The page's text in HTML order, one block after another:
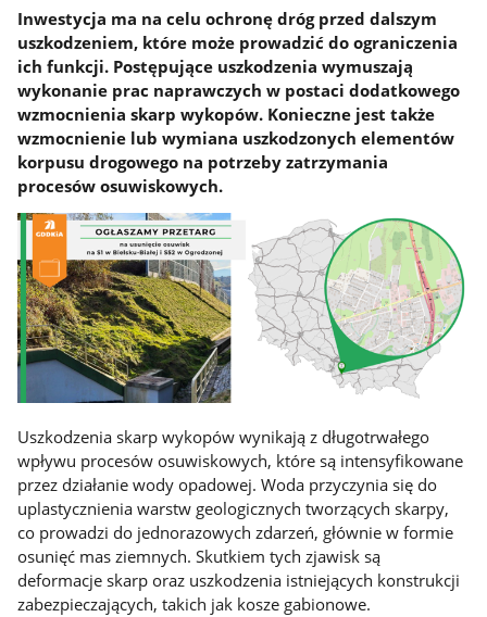
Inwestycja ma na celu ochronę dróg przed dalszym
uszkodzeniem, które może prowadzić do ograniczenia
ich funkcji. Postępujące uszkodzenia wymuszają
wykonanie prac naprawczych w postaci dodatkowego
wzmocnienia skarp wykopów. Konieczne jest także
wzmocnienie lub wymiana uszkodzonych elementów
korpusu drogowego na potrzeby zatrzymania
procesów osuwiskowych.
Uszkodzenia skarp wykopów wynikają z długotrwałego
wpływu procesów osuwiskowych, które są intensyfikowane
przez działanie wody opadowej. Woda przyczynia się do
uplastycznienia warstw geologicznych tworzących skarpy,
co prowadzi do jednorazowych zdarzeń, głównie w formie
osunięć mas ziemnych. Skutkiem tych zjawisk są
deformacje skarp oraz uszkodzenia istniejących konstrukcji
zabezpieczających, takich jak kosze gabionowe.